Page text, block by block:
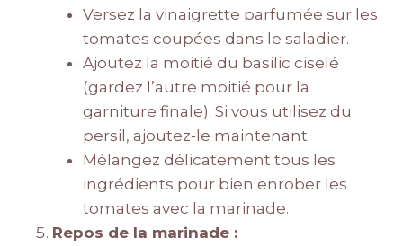
Versez la vinaigrette parfumée sur les
tomates coupées dans le saladier.
Ajoutez la moitié du basilic ciselé
(gardez l’autre moitié pour la
garniture finale). Si vous utilisez du
persil, ajoutez-le maintenant.
Mélangez délicatement tous les
ingrédients pour bien enrober les
tomates avec la marinade.
Repos de la marinade :